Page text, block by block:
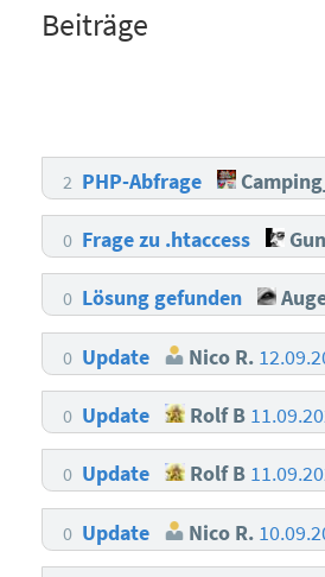
Beiträge
2 PHP-Abfrage
0 Frage zu .htaccess
0 Lösung gefunden
0 Update Nico R.
0 Update Rolf B
0 Update Rolf B
0 Update Nico R.